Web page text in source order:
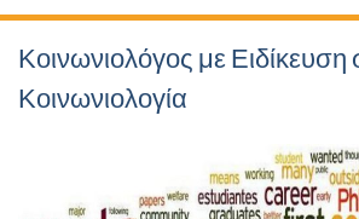
Κοινωνιολόγος με Ειδίκευση
Κοινωνιολογία